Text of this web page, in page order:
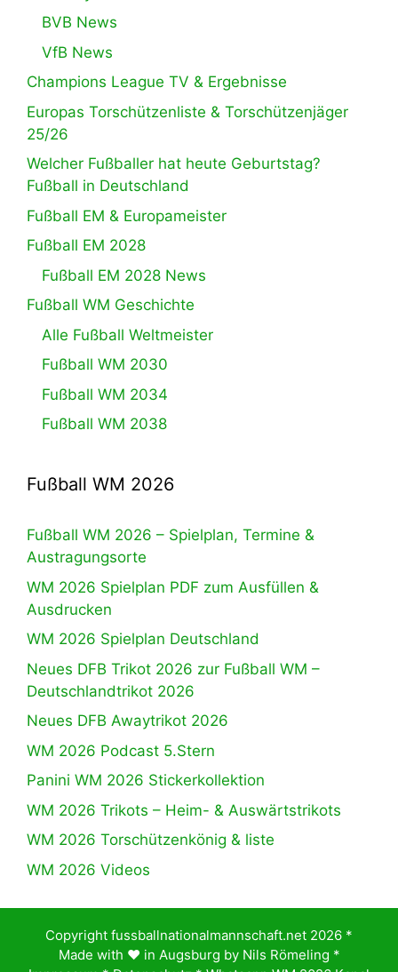
BVB News
VfB News
Champions League TV & Ergebnisse
Europas Torschützenliste & Torschützenjäger
25/26
Welcher Fußballer hat heute Geburtstag?
Fußball in Deutschland
Fußball EM & Europameister
Fußball EM 2028
Fußball EM 2028 News
Fußball WM Geschichte
Alle Fußball Weltmeister
Fußball WM 2030
Fußball WM 2034
Fußball WM 2038
Fußball WM 2026
Fußball WM 2026 – Spielplan, Termine &
Austragungsorte
WM 2026 Spielplan PDF zum Ausfüllen &
Ausdrucken
WM 2026 Spielplan Deutschland
Neues DFB Trikot 2026 zur Fußball WM –
Deutschlandtrikot 2026
Neues DFB Awaytrikot 2026
WM 2026 Podcast 5.Stern
Panini WM 2026 Stickerkollektion
WM 2026 Trikots – Heim- & Auswärtstrikots
WM 2026 Torschützenkönig & liste
WM 2026 Videos
Copyright fussballnationalmannschaft.net 2026 *
Made with ♥️ in Augsburg by Nils Römeling *